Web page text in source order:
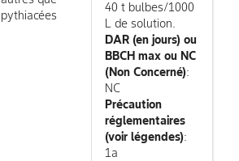
pythiacées
40 t bulbes/1000
L de solution.
DAR (en jours) ou
BBCH max ou NC
(Non Concerné):
NC
Précaution
réglementaires
(voir légendes):
1a